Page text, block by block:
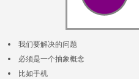
我们要解决的问题
必须是一个抽象概念
比如手机